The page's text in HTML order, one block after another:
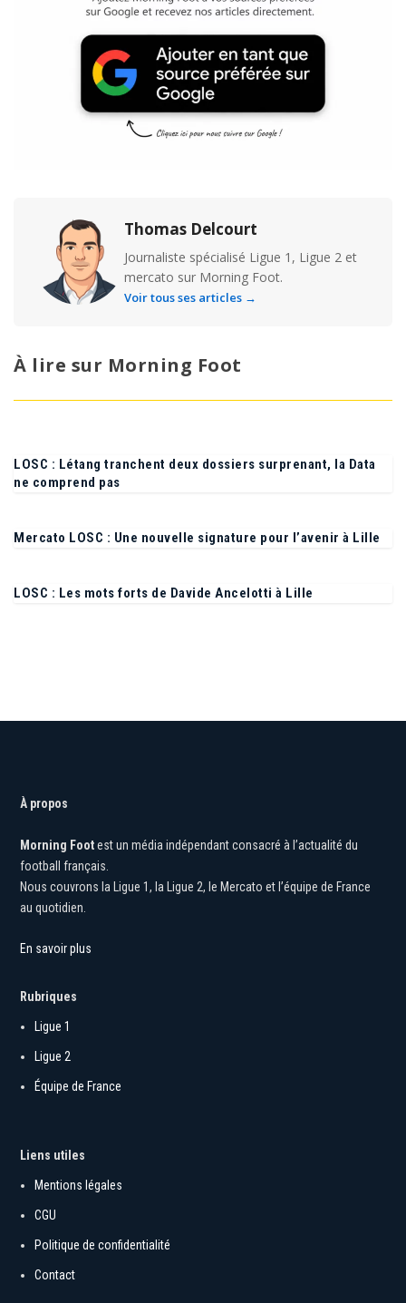
Thomas Delcourt
Journaliste spécialisé Ligue 1, Ligue 2 et
mercato sur Morning Foot.
Voir tous ses articles →
À lire sur Morning Foot
LOSC : Létang tranchent deux dossiers surprenant, la Data
ne comprend pas
Mercato LOSC : Une nouvelle signature pour l’avenir à Lille
À propos
Morning Foot
est un média indépendant consacré à l’actualité du
football français.
Nous couvrons la Ligue 1, la Ligue 2, le Mercato et l’équipe de France
au quotidien.
En savoir plus
Rubriques
Ligue 1
Ligue 2
Équipe de France
Mentions légales
Politique de confidentialité